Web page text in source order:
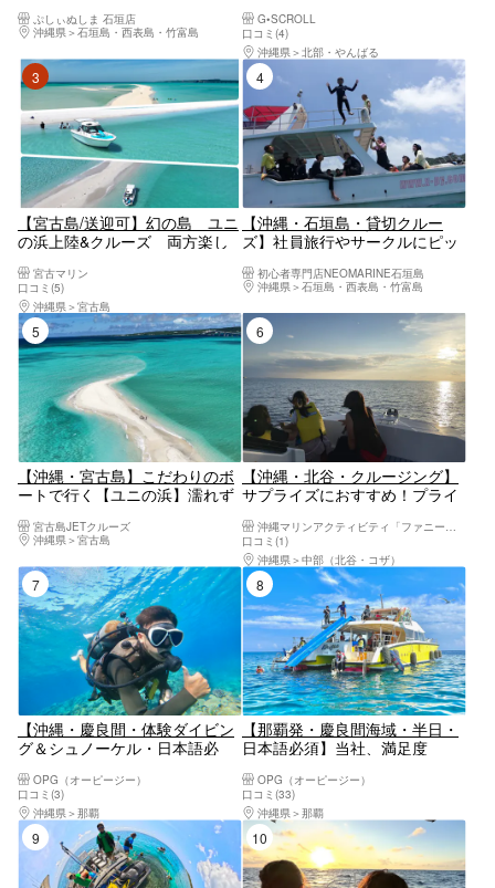
る満天の星空＜星空ガイド・三
線生ライブ付／1ドリンク付／
市街地送迎無料＞
ぷしぃぬしま 石垣店
沖縄県
石垣島・西表島・竹富島
しよう！！ 【沖縄・古宇利島・
羽地内海・クルージング】
G•SCROLL
口コミ(4)
沖縄県
北部・やんばる
3位
【宮古島/送迎可】幻の島 ユニ
の浜上陸&クルーズ 両方楽し
雅にリゾート気分◎個トイレ、
冷房完備！お子様割有り 送迎
車までも豪華！
宮古マリン
口コミ(5)
沖縄県
宮古島
【沖縄・石垣島・貸切クルー
ズ】社員旅行やサークルにピッ
ーターして石垣島の海を満喫し
よう！
初心者専門店NEOMARINE石垣島
沖縄県
石垣島・西表島・竹富島
5位
【沖縄・宮古島】こだわりのボ
ートで行く【ユニの浜】濡れず
良部大橋をくぐるプチクルージ
ング【ドローン撮影無料】
宮古島JETクルーズ
沖縄県
宮古島
【沖縄・北谷・クルージング】
サプライズにおすすめ！プライ
沖縄マリンアクティビティ「ファニーパル」
口コミ(1)
沖縄県
中部（北谷・コザ）
7位
【沖縄・慶良間・体験ダイビン
グ＆シュノーケル・日本語必
の大型クルーザーで行く慶良間
海域ツアー！透明度抜群の海で
ぜいたくなひと時を過ごそう！
OPG（オーピージー）
口コミ(3)
沖縄県
那覇
8位
【那覇発・慶良間海域・半日・
日本語必須】当社、満足度
ポーツコース 滑り台・ジャン
プ台・海上ブランコ付きクルー
ザー| 圧倒的に揺れが少ない | 豊
富なアクティビティ|
OPG（オーピージー）
口コミ(33)
沖縄県
那覇
9位 10位